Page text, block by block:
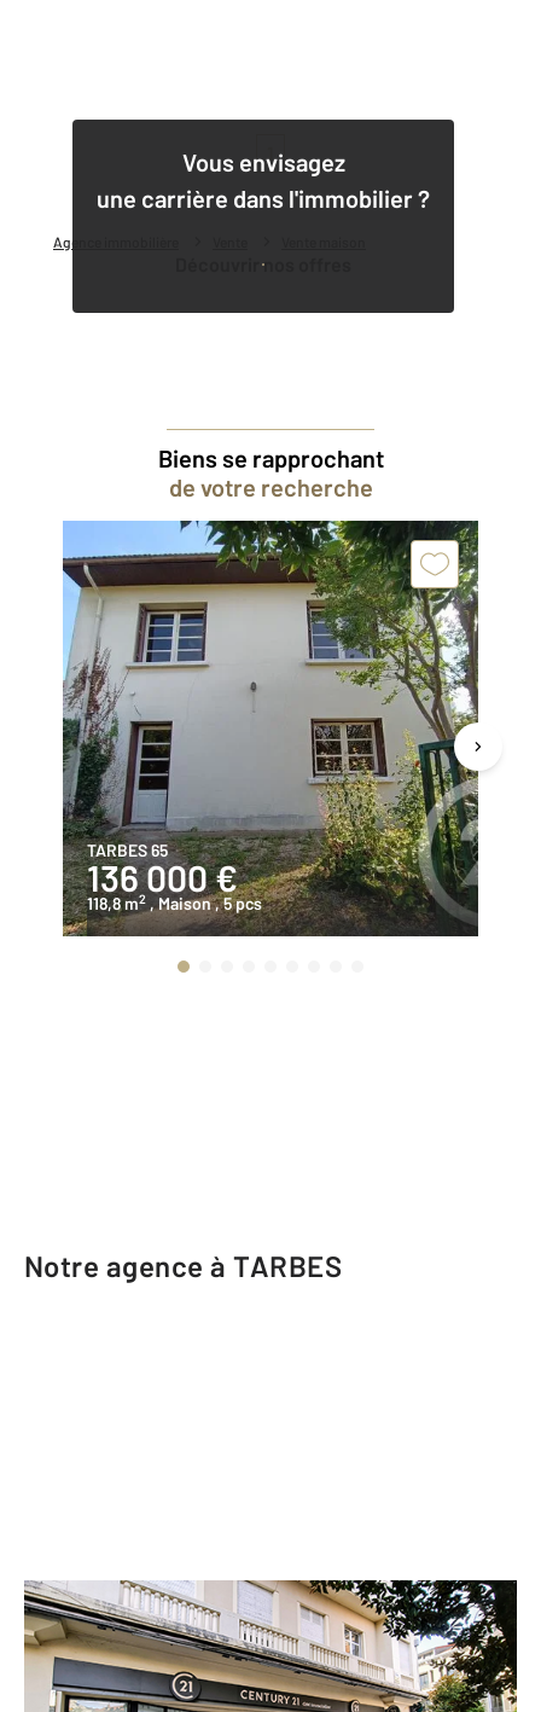
Agence immobilière
Vous envisagez
une carrière dans l'immobilier ?
Découvrir nos offres
1
Biens se rapprochant
de votre recherche
TARBES 65
136 000 €
118,8 m2 , Maison, 5 pcs
Notre agence à TARBES
CENTURY 21 GM Immobilier
4 Place de Verdun
TARBES - 65000